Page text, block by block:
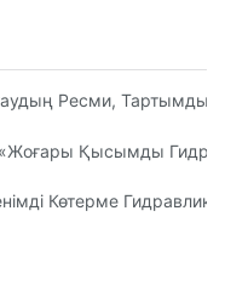
Беріліс Сорғысын
Ресми, Тартымды
Гидравликалық
Қысымды
Сорғылар: Ең Жақсы
Көтерме